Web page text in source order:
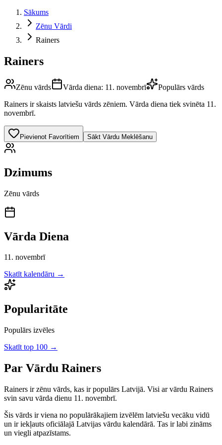
Sākums
Zēnu Vārdi
Rainers
Rainers
Zēnu vārds Vārda diena: 11. novembrī
Populārs vārds
Rainers ir skaists latviešu vārds zēniem. Vārda diena tiek svinēta 11.
novembrī.
Pievienot Favorītiem Sākt Vārdu Meklēšanu
Dzimums
Zēnu vārds
Vārda Diena
11. novembrī
Skatīt kalendāru →
Popularitāte
Populārs izvēles
Skatīt top 100 →
Par Vārdu Rainers
Rainers irzēnu vārds, kas ir populārs Latvijā. Visi ar vārdu Rainers
svin savu vārda dienu 11. novembrī.
Šis vārds ir viena no populārākajiem izvēlēm latviešu vecāku vidū
un ir iekļauts oficiālajā Latvijas vārdu kalendārā. Tas ir labi zināms
un viegli atpazīstams.